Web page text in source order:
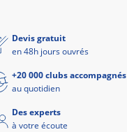
Devis gratuit
en 48h jours ouvrés
+20 000 clubs accompagnés
au quotidien
Des experts
à votre écoute